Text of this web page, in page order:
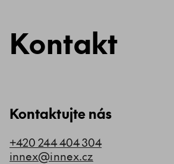
Kontakt
Kontaktujte nás
+420 244 404 304
innex@innex.cz